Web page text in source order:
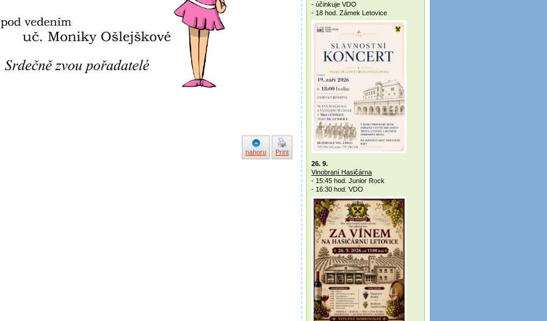
nahoru Print
- účinkuje VDO
- 18 hod. Zámek Letovice
26. 9.
Vinobraní Hasičárna
- 15:45 hod. Junior Rock
- 16:30 hod. VDO